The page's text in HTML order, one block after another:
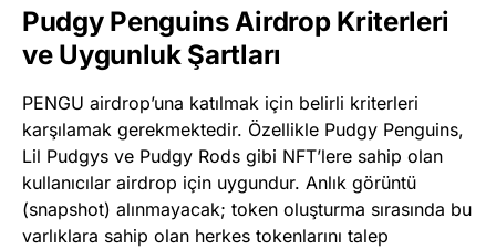
Pudgy Penguins Airdrop Kriterleri
ve Uygunluk Şartları
PENGU airdrop’una katılmak için belirli kriterleri
karşılamak gerekmektedir. Özellikle Pudgy Penguins,
Lil Pudgys ve Pudgy Rods gibi NFT’lere sahip olan
kullanıcılar airdrop için uygundur. Anlık görüntü
(snapshot) alınmayacak; token oluşturma sırasında bu
varlıklara sahip olan herkes tokenlarını talep